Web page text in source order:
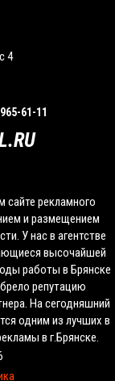
рекламного
и размещением
У нас в агентстве
высочайшей
работы в Брянске
репутацию
На сегодняшний
одним из лучших в
в г.Брянске.
4
61-11